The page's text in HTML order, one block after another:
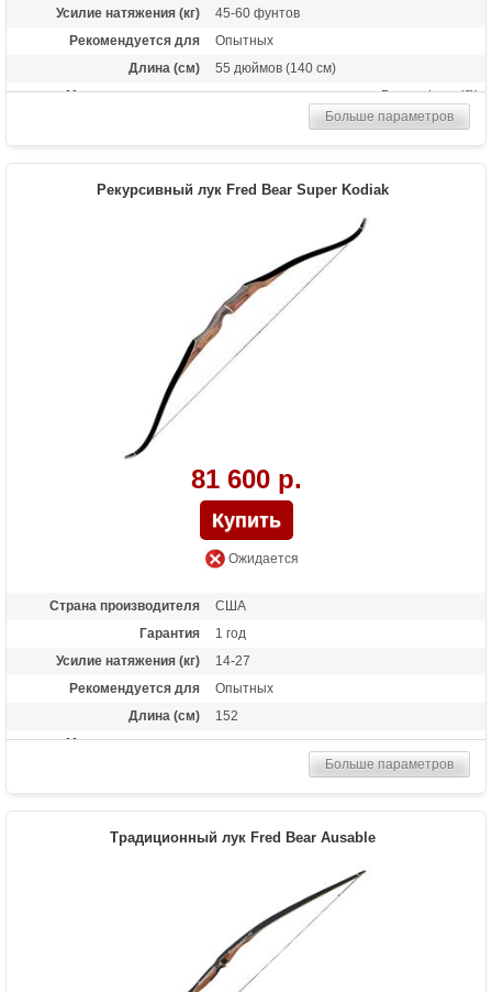
Усилие натяжения (кг)
45-60 фунтов
Рекомендуется для
Опытных
Длина (см)
55 дюймов (140 см)
Материалы изделия
из черного и красного Dymondwood™
(совмещение березы и клена)
Больше параметров
Рекурсивный лук Fred Bear Super Kodiak
81 600 р.
Ожидается
Страна производителя
США
Гарантия
1 год
Усилие натяжения (кг)
14-27
Рекомендуется для
Опытных
Длина (см)
152
Материалы изделия
рукоять из коричневого и черного
Dymondwood® (совмещение березы и
Больше параметров
Традиционный лук Fred Bear Ausable